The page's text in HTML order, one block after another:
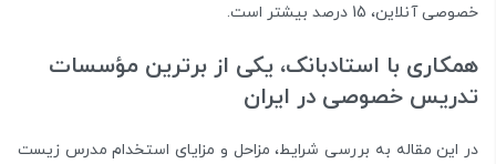
خصوصی آنلاین، 15 درصد بیشتر است.
همکاری با استادبانک، یکی از برترین مؤسسات
تدریس خصوصی در ایران
در این مقاله به بررسی شرایط، مزاحل و مزایای استخدام مدرس زیست